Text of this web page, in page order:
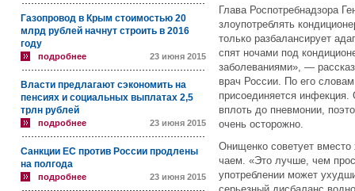
Газопровод в Крым стоимостью 20
млрд рублей начнут строить в 2016
году
подробнее 23 июня 2015
Власти предлагают сэкономить на
пенсиях и социальных выплатах 2,5
трлн рублей
подробнее 23 июня 2015
Санкции ЕС против России продлены
на полгода
подробнее 23 июня 2015
Глава Роспотребнадзора
злоупотреблять
только разбалансирует
спят ночами под
заболеваниями», —
врач России. По его
присоединяется
вплоть до пневмонии,
очень осторожно.
Онищенко советует
чаем. «Это лучше, чем
употреблении может